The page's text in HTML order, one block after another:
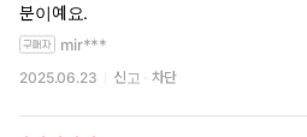
분이예요.
mir***
2025.06.23 신고 차단